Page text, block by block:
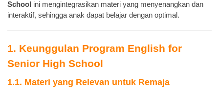
School ini mengintegrasikan materi yang menyenangkan dan
interaktif, sehingga anak dapat belajar dengan optimal.
1. Keunggulan Program English for
Senior High School
1.1. Materi yang Relevan untuk Remaja